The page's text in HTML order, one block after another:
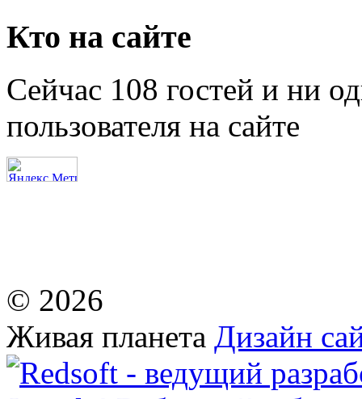
Кто на сайте
Сейчас 108 гостей и ни
пользователя на сайте
© 2026
Живая планета Дизайн